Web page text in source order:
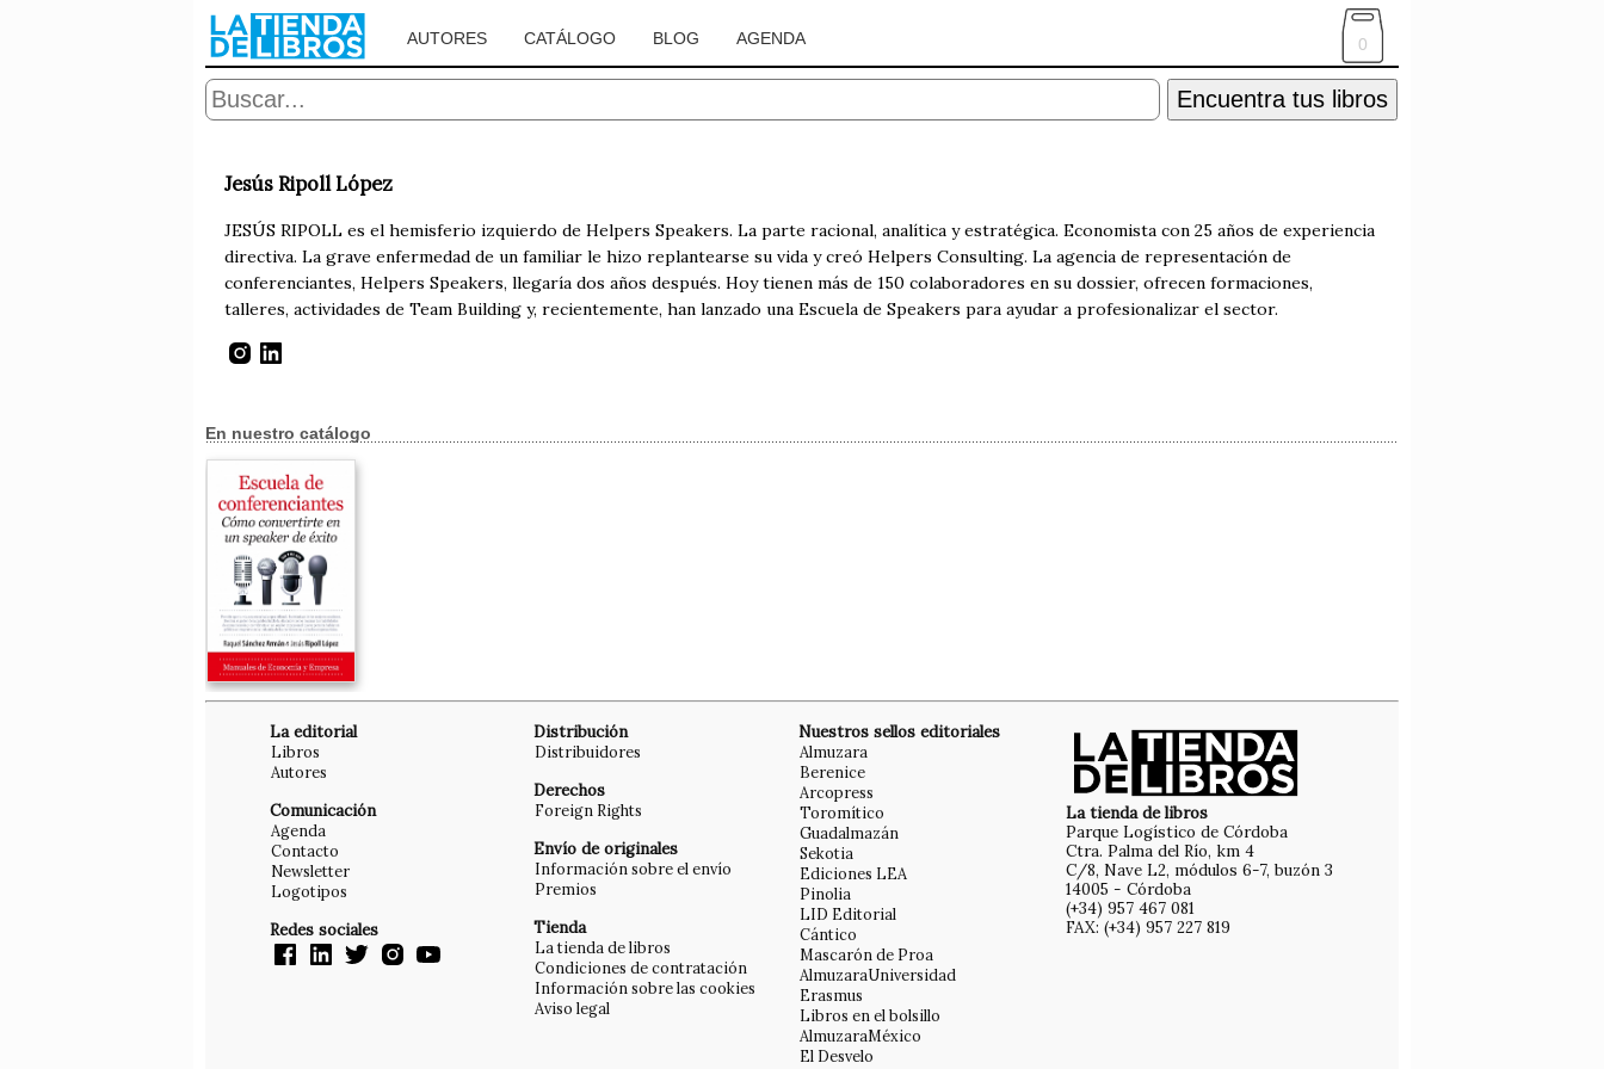
AUTORES CATÁLOGO BLOG AGENDA 0
Encuentra tus libros
Jesús Ripoll López
JESÚS RIPOLL es el hemisferio izquierdo de Helpers Speakers. La parte racional, analítica y estratégica. Economista con 25 años de experiencia
directiva. La grave enfermedad de un familiar le hizo replantearse su vida y creó Helpers Consulting. La agencia de representación de
conferenciantes, Helpers Speakers, llegaría dos años después. Hoy tienen más de 150 colaboradores en su dossier, ofrecen formaciones,
talleres, actividades de Team Building y, recientemente, han lanzado una Escuela de Speakers para ayudar a profesionalizar el sector.
En nuestro catálogo
La editorial
Libros
Autores
Comunicación
Agenda
Contacto
Newsletter
Logotipos
Redes sociales
Distribución
Distribuidores
Derechos
Foreign Rights
Envío de originales
Información sobre el envío
Premios
Tienda
La tienda de libros
Condiciones de contratación
Información sobre las cookies
Aviso legal
Nuestros sellos editoriales
Almuzara
Berenice
Arcopress
Toromítico
Guadalmazán
Sekotia
Ediciones LEA
Pinolia
LID Editorial
Cántico
Mascarón de Proa
AlmuzaraUniversidad
Erasmus
Libros en el bolsillo
AlmuzaraMéxico
El Desvelo
La tienda de libros
Parque Logístico de Córdoba
Ctra. Palma del Río, km 4
C/8, Nave L2, módulos 6-7, buzón 3
14005 - Córdoba
(+34) 957 467 081
FAX: (+34) 957 227 819